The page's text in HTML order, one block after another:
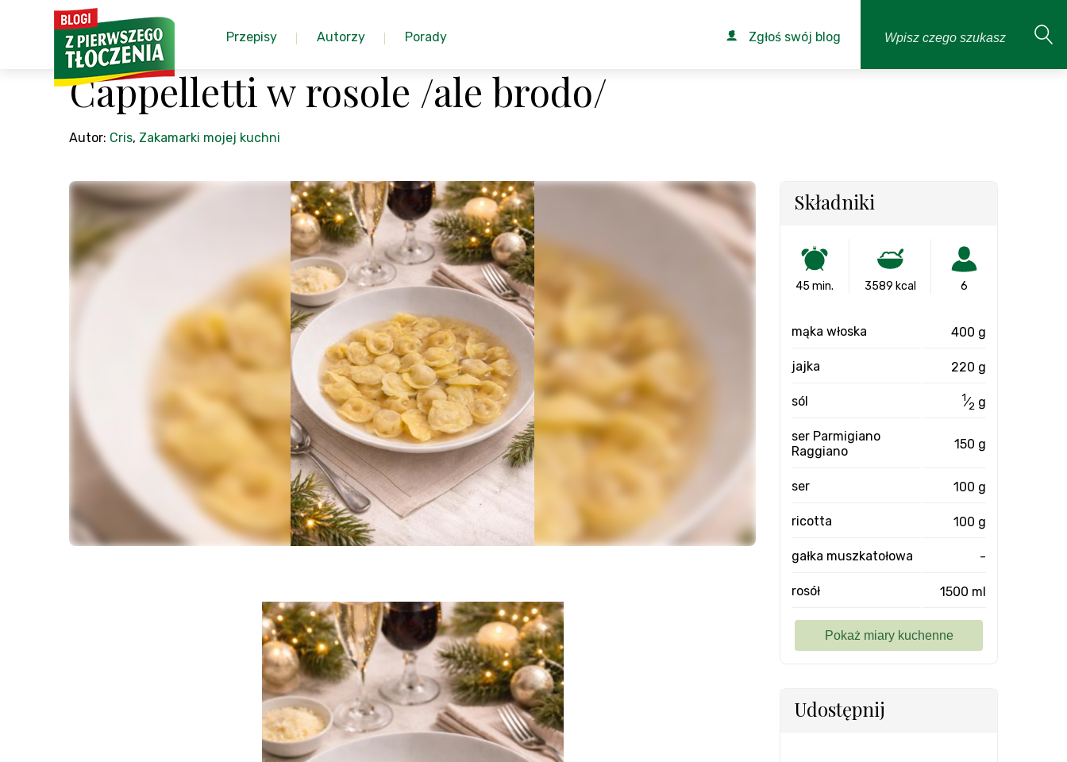
Przepisy Autorzy Porady Zgłoś swój blog
Cappelletti w rosole /ale brodo/
Autor: Cris, Zakamarki mojej kuchni
Składniki
45 min. 3589 kcal 6
mąka włoska 400 g
jajka 220 g
sól 1⁄2 g
ser Parmigiano
Raggiano
150 g
ser 100 g
ricotta 100 g
gałka muszkatołowa -
rosół 1500 ml
Udostępnij